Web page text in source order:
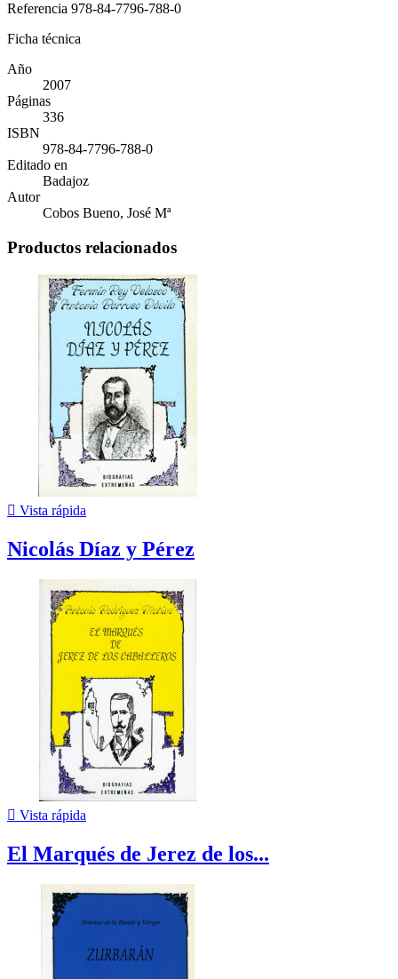
Referencia 978-84-7796-788-0
Ficha técnica
Año
2007
Páginas
336
ISBN
978-84-7796-788-0
Editado en
Badajoz
Autor
Cobos Bueno, José Mª
Productos relacionados
 Vista rápida
Nicolás Díaz y Pérez
 Vista rápida
El Marqués de Jerez de los...